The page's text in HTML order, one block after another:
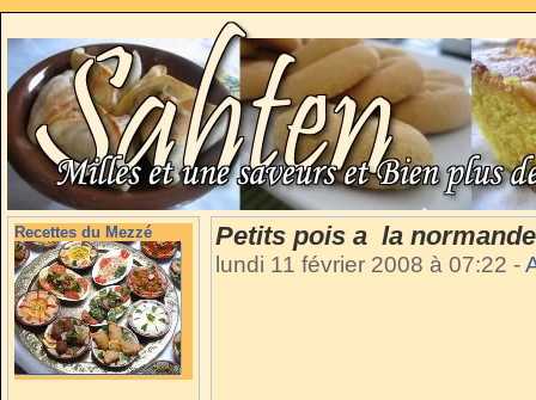
Recettes du Mezzé Petits pois a la normande
lundi 11 février 2008 à 07:22 -